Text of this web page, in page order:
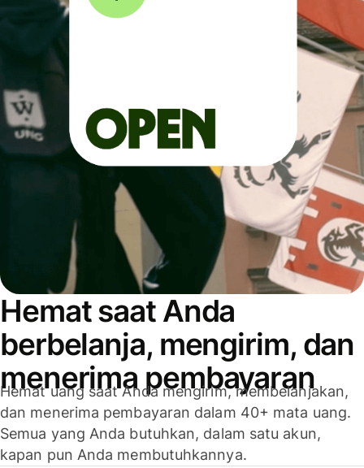
Hemat saat Anda
berbelanja, mengirim, dan
menerima pembayaran
Hemat uang saat Anda mengirim, membelanjakan,
dan menerima pembayaran dalam 40+ mata uang.
Semua yang Anda butuhkan, dalam satu akun,
kapan pun Anda membutuhkannya.